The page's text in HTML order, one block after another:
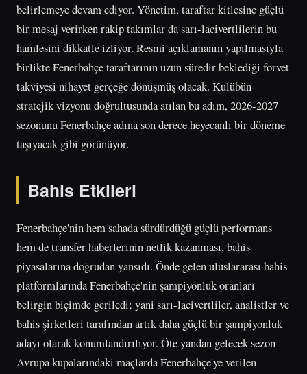
belirlemeye devam ediyor. Yönetim, taraftar kitlesine güçlü
bir mesaj verirken rakip takımlar da sarı-lacivertlilerin bu
hamlesini dikkatle izliyor. Resmi açıklamanın yapılmasıyla
birlikte Fenerbahçe taraftarının uzun süredir beklediği forvet
takviyesi nihayet gerçeğe dönüşmüş olacak. Kulübün
stratejik vizyonu doğrultusunda atılan bu adım, 2026-2027
sezonunu Fenerbahçe adına son derece heyecanlı bir döneme
taşıyacak gibi görünüyor.
Bahis Etkileri
Fenerbahçe'nin hem sahada sürdürdüğü güçlü performans
hem de transfer haberlerinin netlik kazanması, bahis
piyasalarına doğrudan yansıdı. Önde gelen uluslararası bahis
platformlarında Fenerbahçe'nin şampiyonluk oranları
belirgin biçimde geriledi; yani sarı-lacivertliler, analistler ve
bahis şirketleri tarafından artık daha güçlü bir şampiyonluk
adayı olarak konumlandırılıyor. Öte yandan gelecek sezon
Avrupa kupalarındaki maçlarda Fenerbahçe'ye verilen